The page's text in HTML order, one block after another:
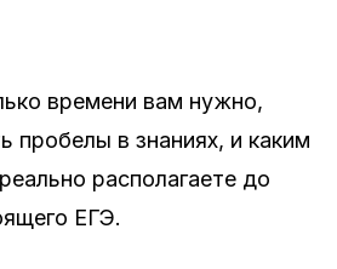
времени вам нужно,
пробелы в знаниях, и каким
располагаете до
ЕГЭ.